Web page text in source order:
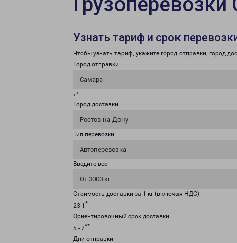
Узнать тариф и срок
Чтобы узнать тариф, укажите город отправки, город
Город отправки
Самара
⇄
Город доставки
Ростов-на-Дону
Тип перевозки
Автоперевозка
Введите вес
От 3000 кг
Стоимость доставки за 1 кг (включая НДС)
23.1 *
Ориентировочный срок доставки
5 - 7**
Дни отправки